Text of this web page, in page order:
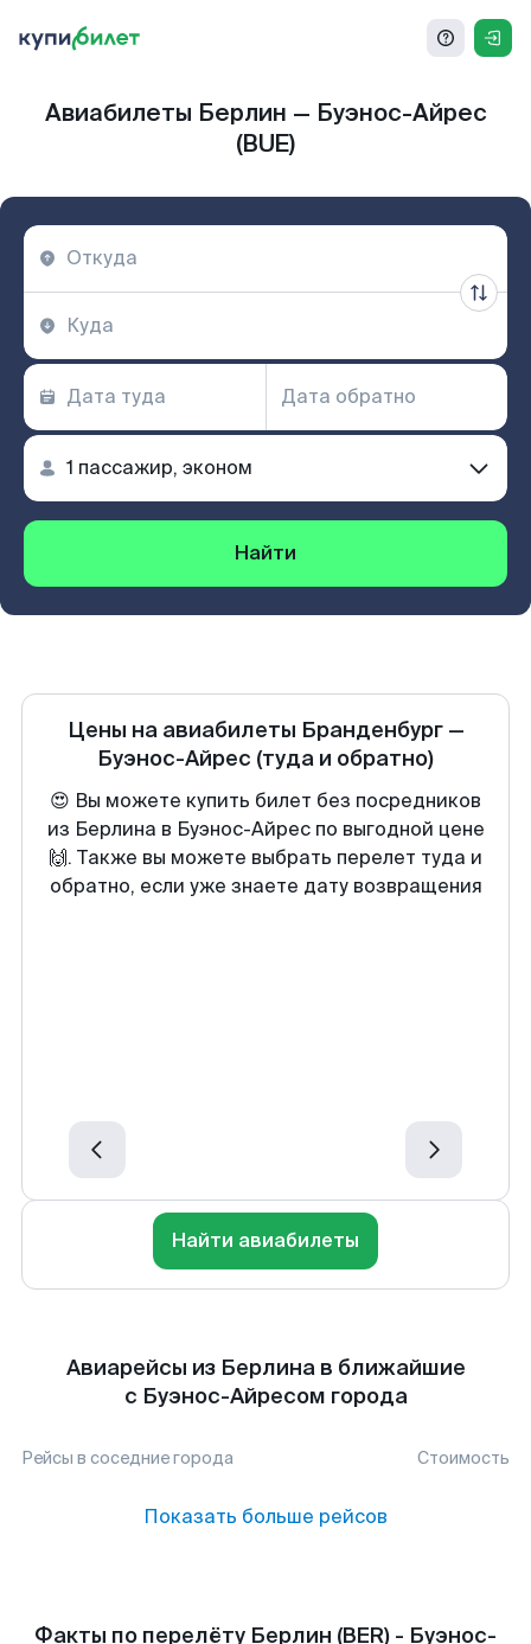
Авиабилеты Берлин — Буэнос-Айрес
(BUE)
Найти
Цены на авиабилеты Бранденбург—
Буэнос-Айрес (туда и обратно)
😍 Вы можете купить билет без посредников
из Берлина в Буэнос-Айрес по выгодной цене
🙌. Также вы можете выбрать перелет туда и
обратно, если уже знаете дату возвращения
Найти авиабилеты
Авиарейсы из Берлина в ближайшие
с Буэнос-Айресом города
Рейсы в соседние города Стоимость
Показать больше рейсов
Факты по перелёту Берлин (BER) - Буэнос-